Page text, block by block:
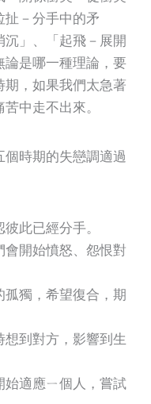
扯－分手中的矛
」、「起飛－展開
是哪一種理論，要
，如果我們太急著
中走不出來。
時期的失戀調適過
此已經分手。
開始憤怒、怨恨對
獨，希望復合，期
到對方，影響到生
適應ㄧ個人，嘗試